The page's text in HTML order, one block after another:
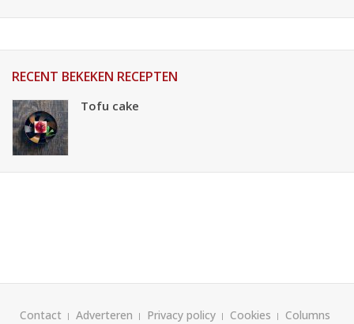
RECENT BEKEKEN RECEPTEN
Tofu cake
Contact Adverteren Privacy policy Cookies
Columns